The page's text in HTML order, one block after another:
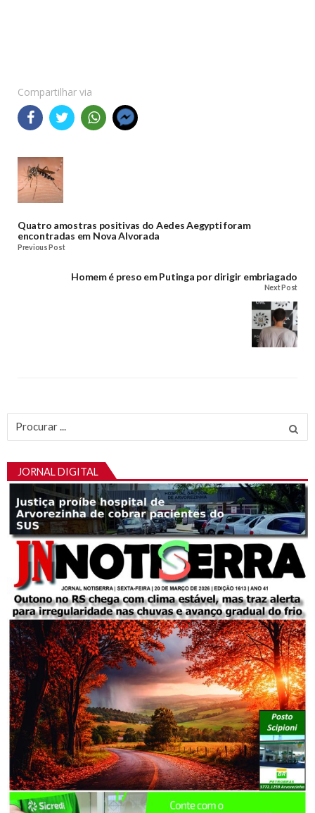
Compartilhar via
Quatro amostras positivas do Aedes Aegypti foram
encontradas em Nova Alvorada
Previous Post
Homem é preso em Putinga por dirigir embriagado
Next Post
Procurar
JORNAL DIGITAL